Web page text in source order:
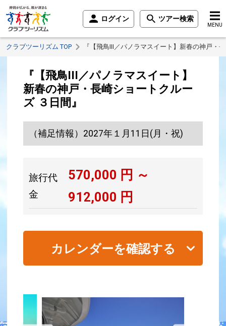
ログイン ツアー検索
MENU
クラブツーリズム TOP 『【飛鳥III／パノラマスイート】新春の神戸・
『【飛鳥III／パノラマスイート】
新春の神戸・長崎ショートクルー
ズ ３日間』
（補足情報）2027年１月11日(月・祝)
旅行代
金
570,000 円 ～
912,000 円
カレンダーを確認する